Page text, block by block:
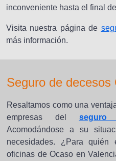
inconveniente hasta el final
Visita nuestra página de
más información.
Seguro de decesos
Resaltamos como una
empresas del seguro
Acomodándose a su
necesidades. ¿Para
oficinas de Ocaso en